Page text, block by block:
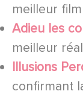
meilleur
Adieu les
meilleur
Illusions
confirmant